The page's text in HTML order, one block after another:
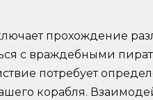
прохождение
с враждебными
потребует
корабля.